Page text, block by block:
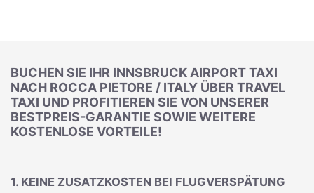
BUCHEN SIE IHR INNSBRUCK AIRPORT TAXI
NACH ROCCA PIETORE / ITALY ÜBER TRAVEL
TAXI UND PROFITIEREN SIE VON UNSERER
BESTPREIS-GARANTIE SOWIE WEITERE
KOSTENLOSE VORTEILE!
1. KEINE ZUSATZKOSTEN BEI FLUGVERSPÄTUNG